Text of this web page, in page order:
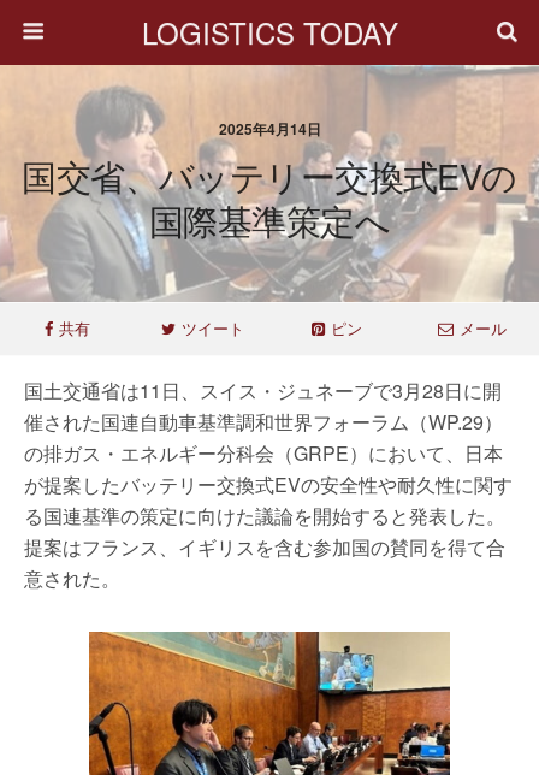
LOGISTICS TODAY
2025年4月14日
国交省、バッテリー交換式EVの
国際基準策定へ
共有 ツイート ピン メール
国土交通省は11日、スイス・ジュネーブで3月28日に開
催された国連自動車基準調和世界フォーラム（WP.29）
の排ガス・エネルギー分科会（GRPE）において、日本
が提案したバッテリー交換式EVの安全性や耐久性に関す
る国連基準の策定に向けた議論を開始すると発表した。
提案はフランス、イギリスを含む参加国の賛同を得て合
意された。